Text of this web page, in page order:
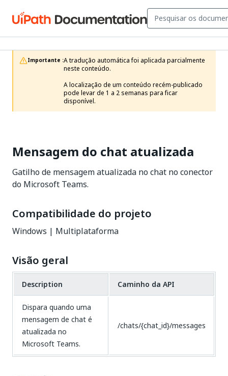
Importante :A tradução automática foi aplicada parcialmente
neste conteúdo.
A localização de um conteúdo recém-publicado
pode levar de 1 a 2 semanas para ficar
disponível.
Mensagem do chat atualizada
Gatilho de mensagem atualizada no chat no conector
do Microsoft Teams.
Compatibilidade do projeto
Windows | Multiplataforma
Visão geral
Description Caminho da API
Dispara quando uma
mensagem de chat é
atualizada no
Microsoft Teams.
/chats/{chat_id}/messages